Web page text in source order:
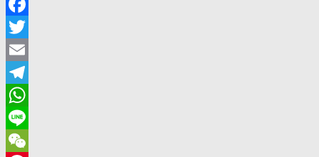
Facebook
Twitter
Email
Telegram
WhatsApp
Line